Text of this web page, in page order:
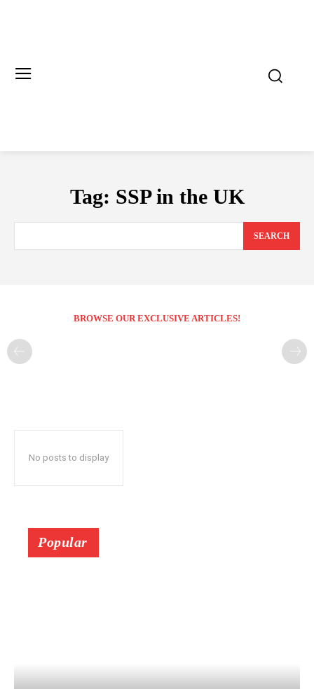
Tag: SSP in the UK
SEARCH
BROWSE OUR EXCLUSIVE ARTICLES!
No posts to display
Popular